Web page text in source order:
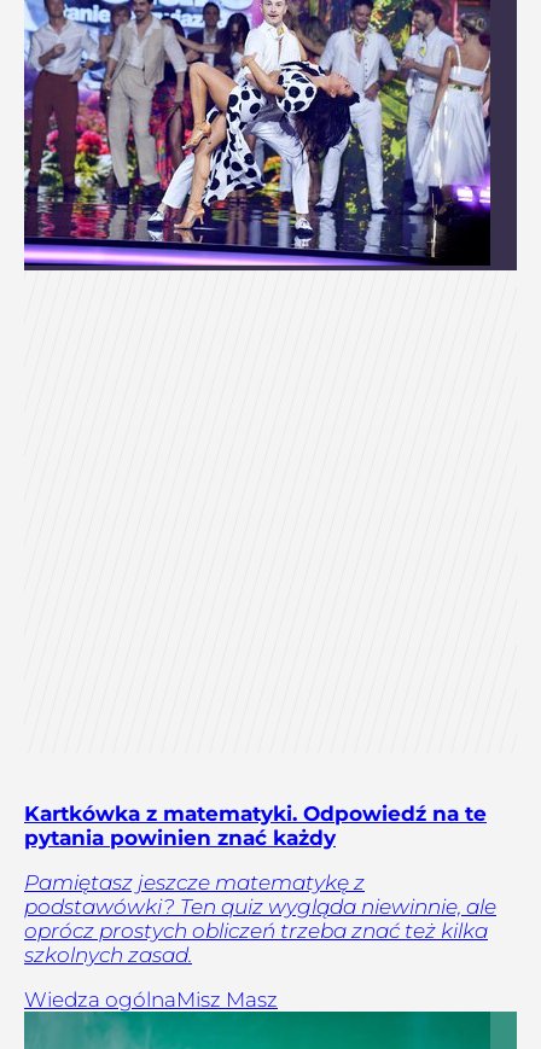
Kartkówka z matematyki. Odpowiedź na te
pytania powinien znać każdy
Pamiętasz jeszcze matematykę z
podstawówki? Ten quiz wygląda niewinnie, ale
oprócz prostych obliczeń trzeba znać też kilka
szkolnych zasad.
Wiedza ogólnaMisz Masz